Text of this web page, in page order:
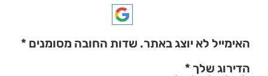
האימייל לא יוצג באתר. שדות החובה מסומנים *
הדירוג שלך *